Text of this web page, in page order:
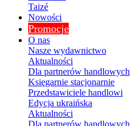
Taizé
Nowości
Promocje
O nas
Nasze wydawnictwo
Aktualności
Dla partnerów handlowych
Księgarnie stacjonarnie
Przedstawiciele handlowi
Edycja ukraińska
Aktualności
Dla partnerów handlowych